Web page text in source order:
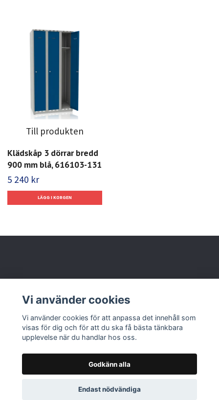
Till produkten
Klädskåp 3 dörrar bredd
900 mm blå, 616103-131
5 240 kr
Läs mer
© 2026 Nolbox AB
Vi använder cookies
Vi använder cookies för att anpassa det innehåll som
visas för dig och för att du ska få bästa tänkbara
upplevelse när du handlar hos oss.
Godkänn alla
Endast nödvändiga